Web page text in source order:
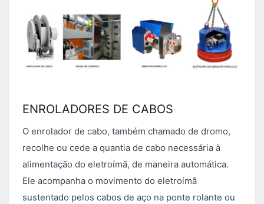
ENROLADORES DE CABOS
O enrolador de cabo, também chamado de dromo,
recolhe ou cede a quantia de cabo necessária à
alimentação do eletroímã, de maneira automática.
Ele acompanha o movimento do eletroímã
sustentado pelos cabos de aço na ponte rolante ou